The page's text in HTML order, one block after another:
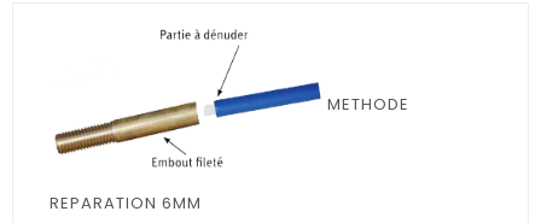
METHODE
REPARATION 6MM